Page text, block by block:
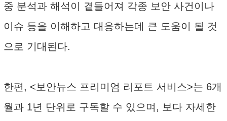
중 분석과 해석이 곁들어져 각종 보안 사건이나
이슈 등을 이해하고 대응하는데 큰 도움이 될 것
으로 기대된다.
한편, <보안뉴스 프리미엄 리포트 서비스>는 6개
월과 1년 단위로 구독할 수 있으며, 보다 자세한